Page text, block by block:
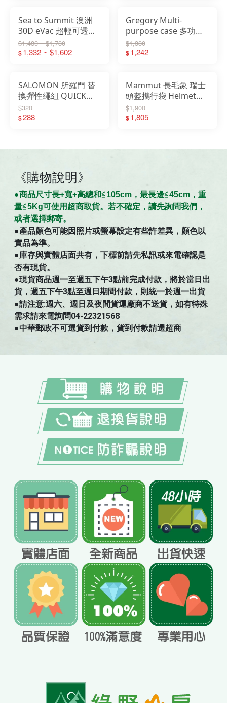
Sea to Summit 澳洲
30D eVac 超輕可透氣
防水壓縮袋 高光灰
STSASG011051
$1,480 ~ $1,780
$1,332 ~ $1,602
Gregory Multi-
purpose case 多功收
納盒 GG155652
$1,380
$1,242
SALOMON 所羅門 替
換彈性繩組 QUICK
LINK 黑 LC1334500
$320
$288
Mammut 長毛象 瑞士
頭盔攜行袋 Helmet
Holder Pro 2810-
00231
$1,900
$1,805
《購物說明》
●商品尺寸長+寬+高總和≦105cm，最長邊≦45cm，重
量≦5Kg可使用超商取貨。若不確定，請先詢問我們，
或者選擇郵寄。
●產品顏色可能因照片或螢幕設定有些許差異，顏色以
實品為準。
●庫存與實體店面共有，下標前請先私訊或來電確認是
否有現貨。
●現貨商品週一至週五下午3點前完成付款，將於當日出
貨，週五下午3點至週日期間付款，則統一於週一出貨
●請注意:週六、週日及夜間貨運廠商不送貨，如有特殊
需求請來電詢問04-22321568
●中華郵政不可選貨到付款，貨到付款請選超商